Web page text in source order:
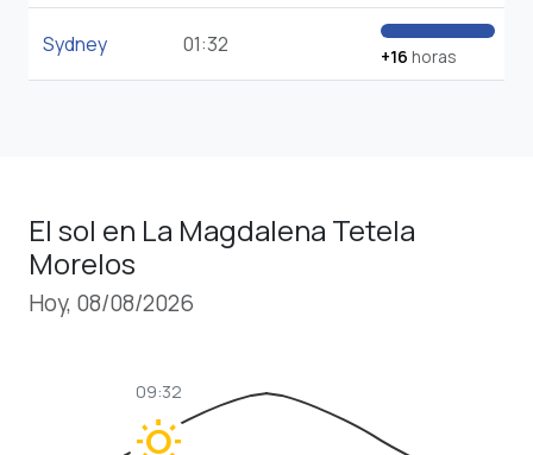
Sydney 01:32 +16 horas
El sol en La Magdalena Tetela
Morelos
Hoy, 08/08/2026
wb_sunny
09:32